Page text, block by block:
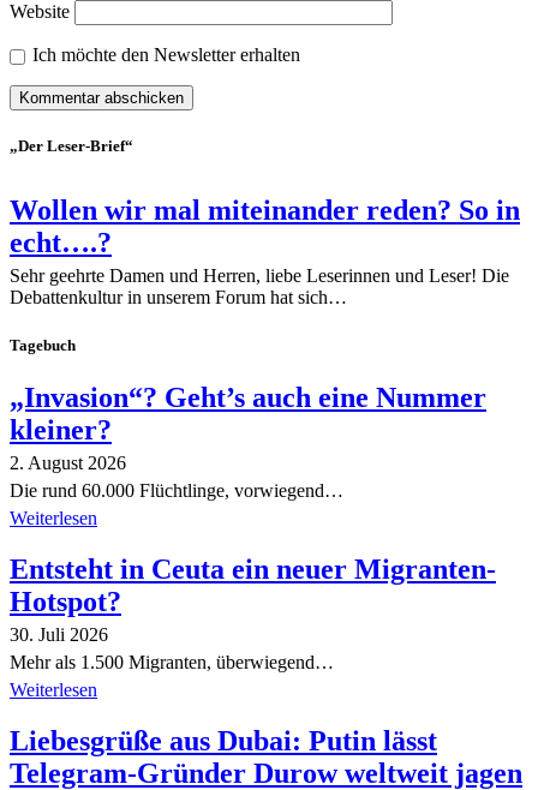
Website
Ich möchte den Newsletter erhalten
„Der Leser-Brief“
Wollen wir mal miteinander reden? So in
echt….?
Sehr geehrte Damen und Herren, liebe Leserinnen und Leser! Die
Debattenkultur in unserem Forum hat sich…
Tagebuch
„Invasion“? Geht’s auch eine Nummer
kleiner?
2. August 2026
Die rund 60.000 Flüchtlinge, vorwiegend…
Weiterlesen
Entsteht in Ceuta ein neuer Migranten-
Hotspot?
30. Juli 2026
Mehr als 1.500 Migranten, überwiegend…
Weiterlesen
Liebesgrüße aus Dubai: Putin lässt
Telegram-Gründer Durow weltweit jagen